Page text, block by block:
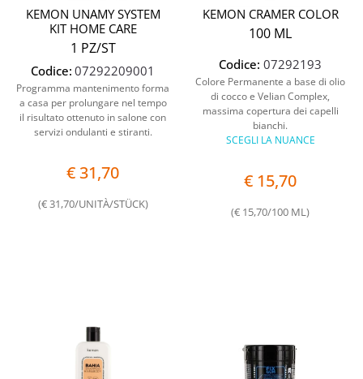
KEMON UNAMY SYSTEM
KIT HOME CARE
1 PZ/ST
Codice: 07292209001
Programma mantenimento forma
a casa per prolungare nel tempo
il risultato ottenuto in salone con
servizi ondulanti e stiranti.
€ 31,70
(€ 31,70/UNITÀ/STÜCK)
KEMON CRAMER COLOR
100 ML
Codice: 07292193
Colore Permanente a base di olio
di cocco e Velian Complex,
massima copertura dei capelli
bianchi.
SCEGLI LA NUANCE
€ 15,70
(€ 15,70/100 ML)